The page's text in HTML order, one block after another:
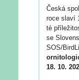
Česká
roce slaví
té
se
SOS/
18. 10.